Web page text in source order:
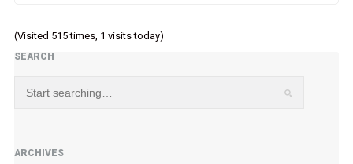
(Visited 515 times, 1 visits today)
SEARCH
ARCHIVES